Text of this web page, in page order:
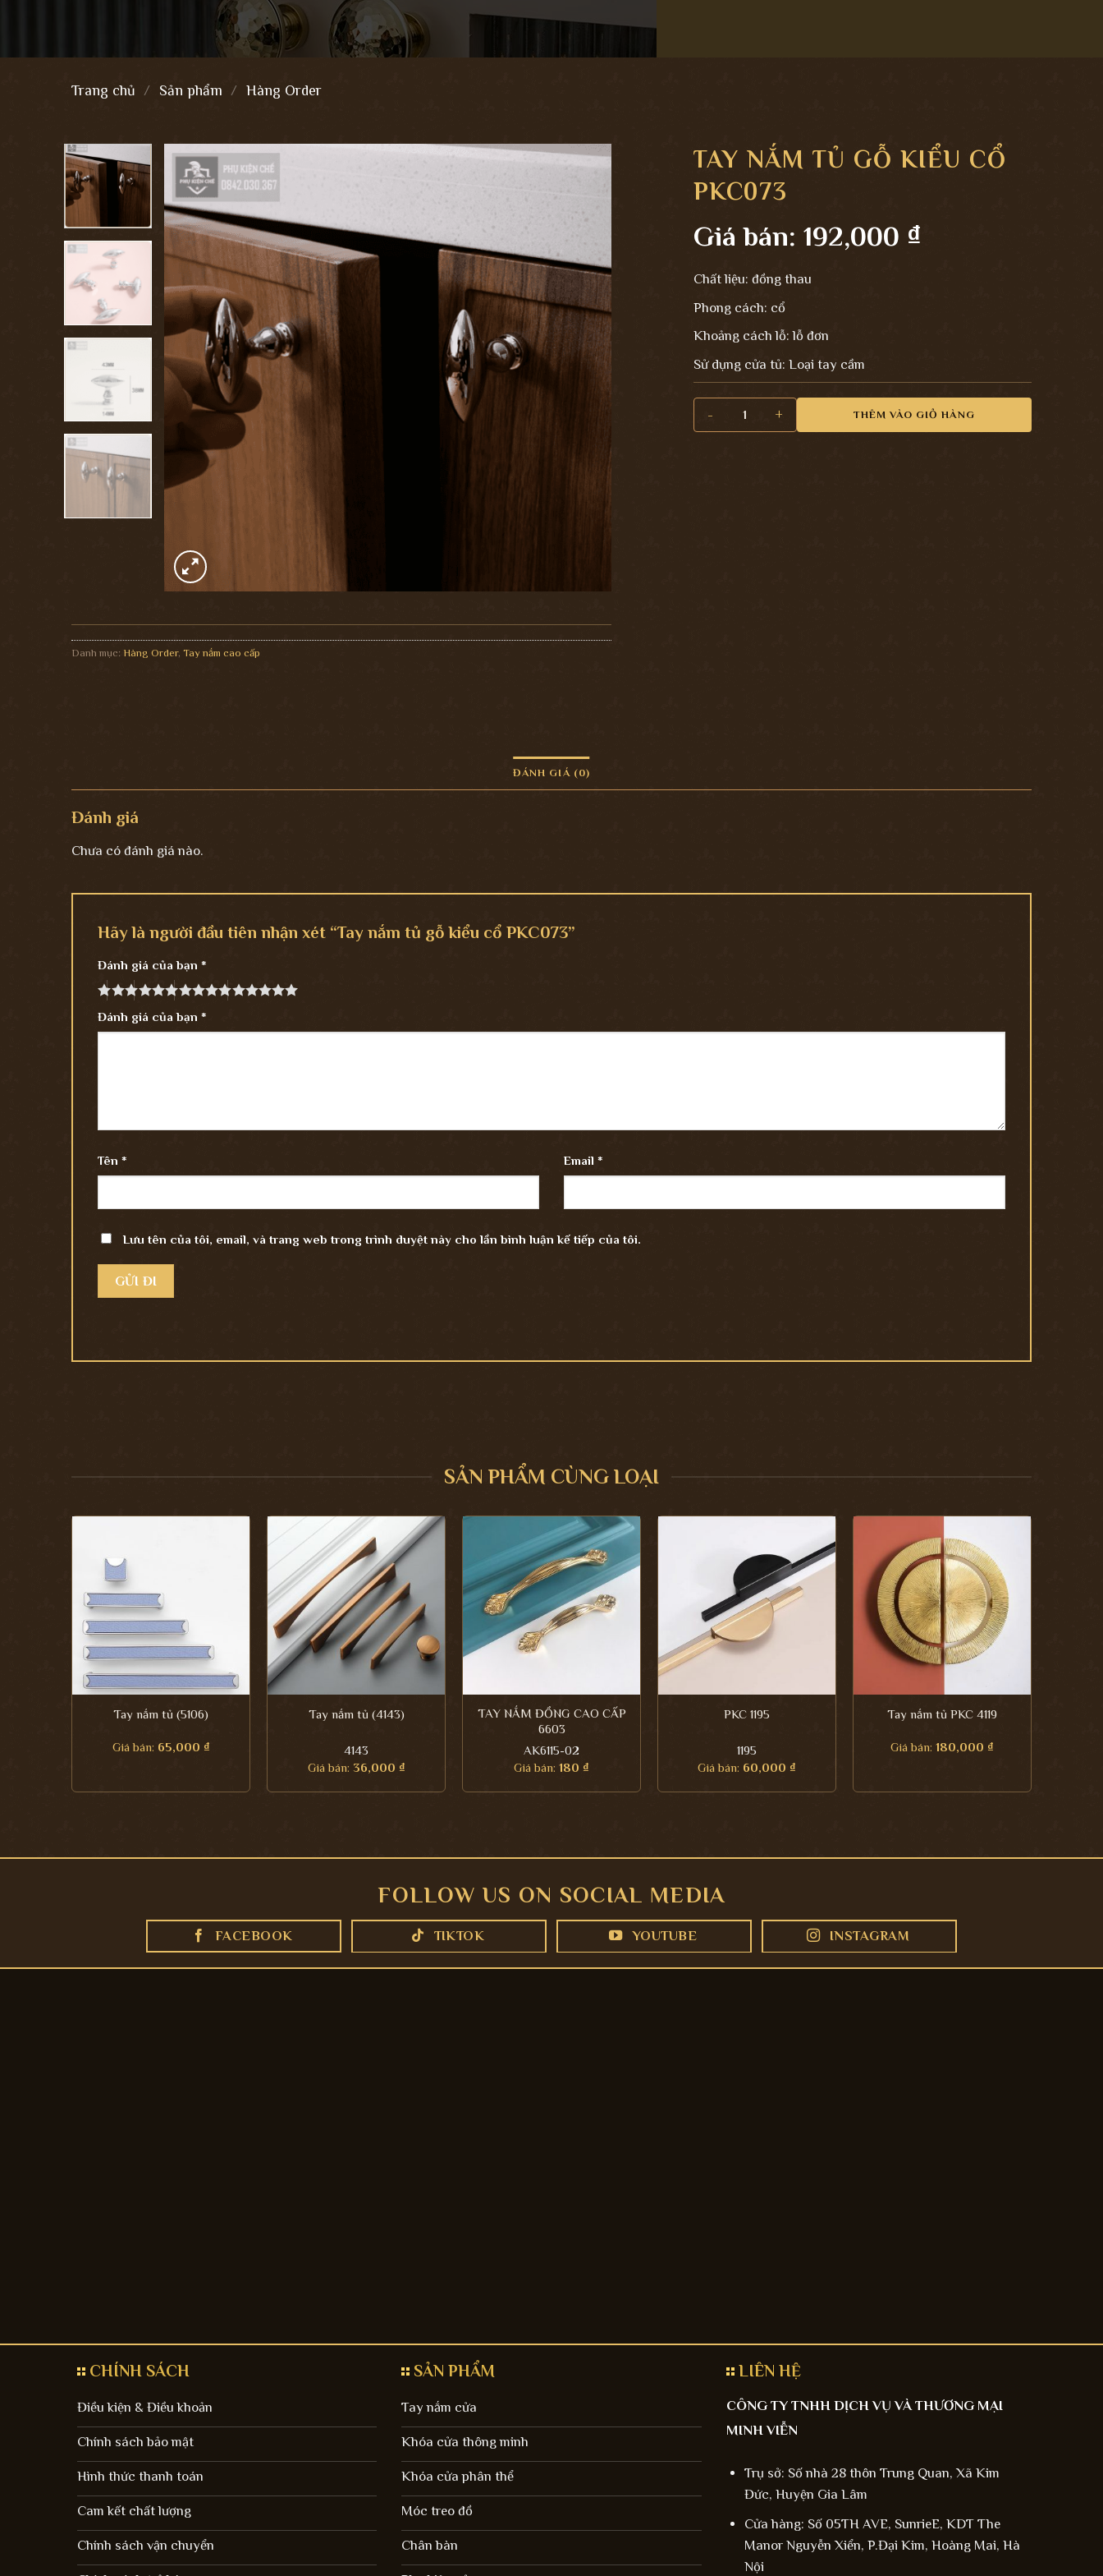
Trang chủ / Sản phẩm / Hàng Order
Danh mục: Hàng Order, Tay nắm cao cấp
TAY NẮM TỦ GỖ KIỂU CỔ
PKC073
Giá bán: 192,000 ₫
Chất liệu: đồng thau
Phong cách: cổ
Khoảng cách lỗ: lỗ đơn
Sử dụng cửa tủ: Loại tay cầm
Tay nắm tủ gỗ kiểu cổ PKC073 số lượng
THÊM VÀO GIỎ HÀNG
ĐÁNH GIÁ (0)
Đánh giá
Chưa có đánh giá nào.
Hãy là người đầu tiên nhận xét “Tay nắm tủ gỗ kiểu cổ PKC073”
Đánh giá của bạn *
Đánh giá của bạn *
Tên * Email *
Lưu tên của tôi, email, và trang web trong trình duyệt này cho lần bình luận kế tiếp của tôi.
SẢN PHẨM CÙNG LOẠI
Tay nắm tủ (5106)
Giá bán: 65,000 ₫
Tay nắm tủ (4143)
4143
Giá bán: 36,000 ₫
TAY NẮM ĐỒNG CAO CẤP
6603
AK6115-02
Giá bán: 180 ₫
PKC 1195
1195
Giá bán: 60,000 ₫
Tay nắm tủ PKC 4119
Giá bán: 180,000 ₫
FOLLOW US ON SOCIAL MEDIA
FACEBOOK TIKTOK YOUTUBE INSTAGRAM
CHÍNH SÁCH
Điều kiện & Điều khoản
Chính sách bảo mật
Hình thức thanh toán
Cam kết chất lượng
Chính sách vận chuyển
SẢN PHẨM
Tay nắm cửa
Khóa cửa thông minh
Khóa cửa phân thể
Móc treo đồ
Chân bàn
LIÊN HỆ
CÔNG TY TNHH DỊCH VỤ VÀ THƯƠNG MẠI
MINH VIỄN
Trụ sở: Số nhà 28 thôn Trung Quan, Xã Kim
Đức, Huyện Gia Lâm
Cửa hàng: Số 05TH AVE, SunrieE, KDT The
Manor Nguyễn Xiển, P.Đại Kim, Hoàng Mai, Hà
Nội